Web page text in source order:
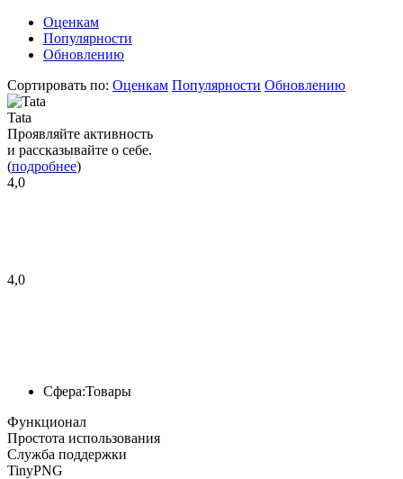
Оценкам
Популярности
Обновлению
Сортировать по: Оценкам Популярности Обновлению
Tata
Проявляйте активность
и рассказывайте о себе.
(подробнее)
4,0
4,0
Сфера:Товары
Функционал
Простота использования
Служба поддержки
TinyPNG